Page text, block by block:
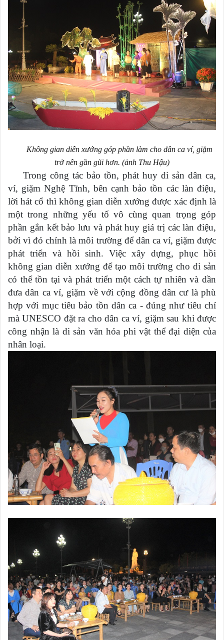
Không gian diễn xướng góp phần làm cho dân ca ví, giặm
trở nên gần gũi hơn. (ảnh Thu Hậu)
Trong công tác bảo tồn, phát huy di sản dân ca,
ví, giặm Nghệ Tĩnh, bên cạnh bảo tồn các làn điệu,
lời hát cổ thì không gian diễn xướng được xác định là
một trong những yếu tố vô cùng quan trọng góp
phần gắn kết bảo lưu và phát huy giá trị các làn điệu,
bởi vì đó chính là môi trường để dân ca ví, giặm được
phát triển và hồi sinh. Việc xây dựng, phục hồi
không gian diễn xướng để tạo môi trường cho di sản
có thể tồn tại và phát triển một cách tự nhiên và dần
đưa dân ca ví, giặm về với cộng đồng dân cư là phù
hợp với mục tiêu bảo tồn dân ca - đúng như tiêu chí
mà UNESCO đặt ra cho dân ca ví, giặm sau khi được
công nhận là di sản văn hóa phi vật thể đại diện của
nhân loại.